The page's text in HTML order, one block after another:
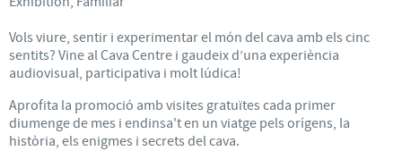
Vols viure, sentir i experimentar el món del cava amb els cinc
sentits? Vine al Cava Centre i gaudeix d’una experiència
audiovisual, participativa i molt lúdica!
Aprofita la promoció amb visites gratuïtes cada primer
diumenge de mes i endinsa't en un viatge pels orígens, la
història, els enigmes i secrets del cava.